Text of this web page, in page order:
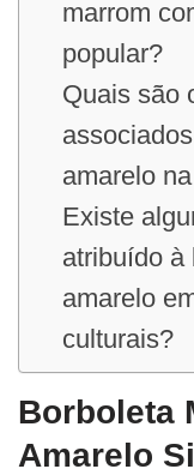
marrom
popular?
Quais são
amarelo
Existe
atribuído à
amarelo
culturais?
Borboleta
Amarelo